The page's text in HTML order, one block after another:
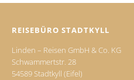
REISEBÜRO STADTKYLL
Linden – Reisen GmbH & Co. KG
Schwammertstr. 28
54589 Stadtkyll (Eifel)